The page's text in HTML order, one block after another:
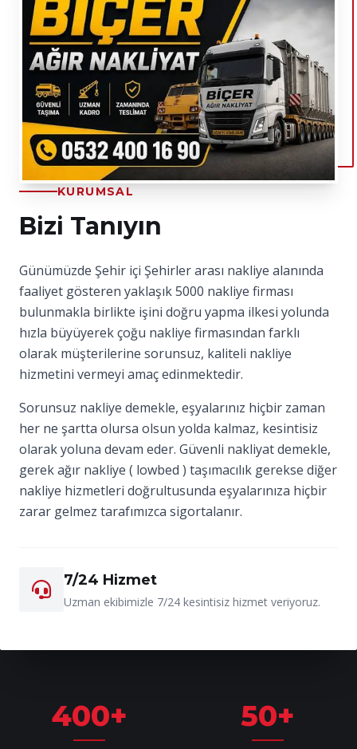
KURUMSAL
Bizi Tanıyın
Günümüzde Şehir içi Şehirler arası nakliye alanında
faaliyet gösteren yaklaşık 5000 nakliye firması
bulunmakla birlikte işini doğru yapma ilkesi yolunda
hızla büyüyerek çoğu nakliye firmasından farklı
olarak müşterilerine sorunsuz, kaliteli nakliye
hizmetini vermeyi amaç edinmektedir.
Sorunsuz nakliye demekle, eşyalarınız hiçbir zaman
her ne şartta olursa olsun yolda kalmaz, kesintisiz
olarak yoluna devam eder. Güvenli nakliyat demekle,
gerek ağır nakliye ( lowbed ) taşımacılık gerekse diğer
nakliye hizmetleri doğrultusunda eşyalarınıza hiçbir
zarar gelmez tarafımızca sigortalanır.
7/24 Hizmet
Uzman ekibimizle 7/24 kesintisiz hizmet veriyoruz.
400+ 50+